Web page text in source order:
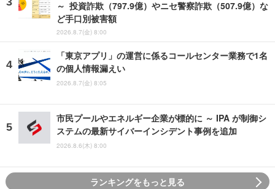
～ 投資詐欺（797.9億）やニセ警察詐欺（507.9億）な
ど手口別被害額
2026.8.7(金) 8:00
「東京アプリ」の運営に係るコールセンター業務で1名
の個人情報漏えい
2026.8.7(金) 8:05
市民プールやエネルギー企業が標的に ～ IPA が制御シ
ステムの最新サイバーインシデント事例を追加
2026.8.6(木) 8:00
ランキングをもっと見る